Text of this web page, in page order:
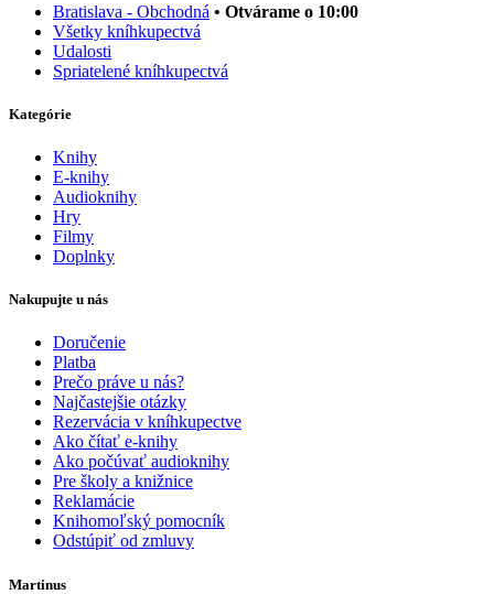
Bratislava - Obchodná • Otvárame o 10:00
Všetky kníhkupectvá
Udalosti
Spriatelené kníhkupectvá
Kategórie
Knihy
E-knihy
Audioknihy
Hry
Filmy
Doplnky
Nakupujte u nás
Doručenie
Platba
Prečo práve u nás?
Najčastejšie otázky
Rezervácia v kníhkupectve
Ako čítať e-knihy
Ako počúvať audioknihy
Pre školy a knižnice
Reklamácie
Knihomoľský pomocník
Odstúpiť od zmluvy
Martinus